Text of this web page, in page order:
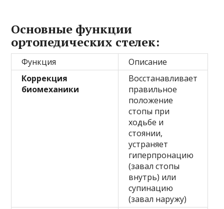
Основные функции
ортопедических стелек:
Функция
Описание
Коррекция
биомеханики
Восстанавливает
правильное
положение
стопы при
ходьбе и
стоянии,
устраняет
гиперпронацию
(завал стопы
внутрь) или
супинацию
(завал наружу)